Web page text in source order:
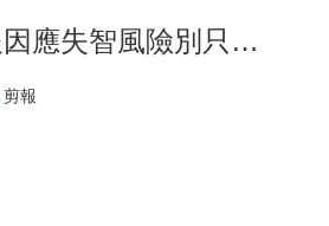
【經濟日報因應失智風險別只靠保險理賠 永達保經教戰這二招
剪報